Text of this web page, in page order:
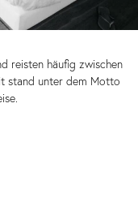
reisten häufig zwischen
stand unter dem Motto